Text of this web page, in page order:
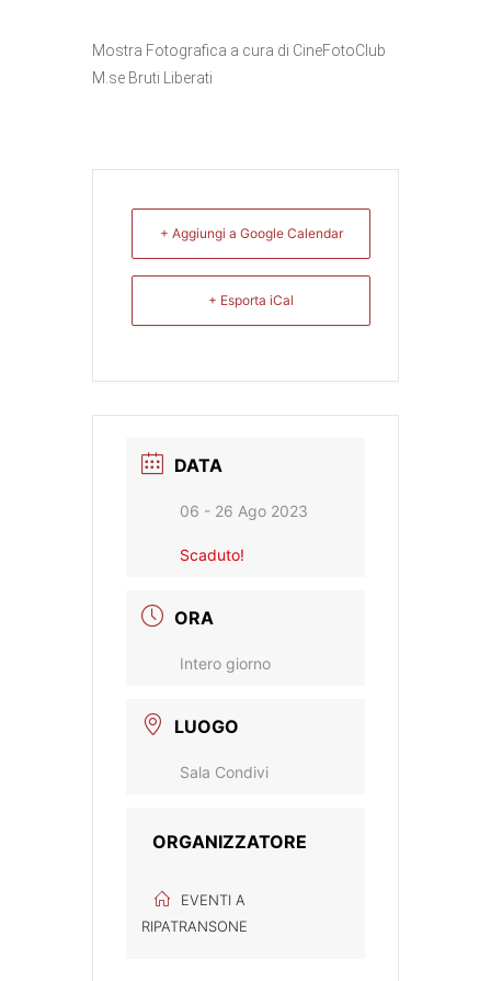
Mostra Fotografica a cura di CineFotoClub
M.se Bruti Liberati
+ Aggiungi a Google Calendar
+ Esporta iCal
DATA
06 - 26 Ago 2023
Scaduto!
ORA
Intero giorno
LUOGO
Sala Condivi
ORGANIZZATORE
EVENTI A
RIPATRANSONE